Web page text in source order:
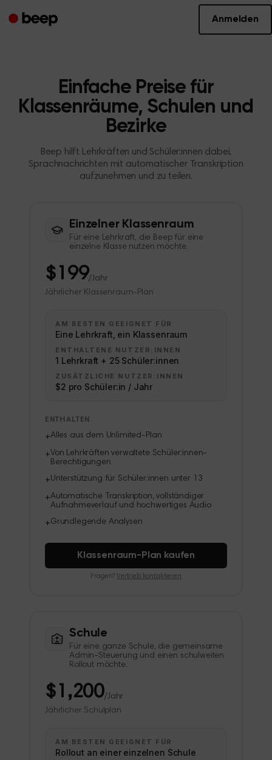
Anmelden
Einfache Preise für
Klassenräume, Schulen und
Bezirke
Beep hilft Lehrkräften und Schüler:innen dabei,
Sprachnachrichten mit automatischer Transkription
aufzunehmen und zu teilen.
Einzelner Klassenraum
Für eine Lehrkraft, die Beep für eine
einzelne Klasse nutzen möchte.
$199/Jahr
Jährlicher Klassenraum-Plan
AM BESTEN GEEIGNET FÜR
Eine Lehrkraft, ein Klassenraum
ENTHALTENE NUTZER:INNEN
1 Lehrkraft + 25 Schüler:innen
ZUSÄTZLICHE NUTZER:INNEN
$2 pro Schüler:in / Jahr
ENTHALTEN
+Alles aus dem Unlimited-Plan
+Von Lehrkräften verwaltete Schüler:innen-
Berechtigungen
+Unterstützung für Schüler:innen unter 13
+Automatische Transkription, vollständiger
Aufnahmeverlauf und hochwertiges Audio
+Grundlegende Analysen
Klassenraum-Plan kaufen
Fragen? Vertrieb kontaktieren
Schule
Für eine ganze Schule, die gemeinsame
Admin-Steuerung und einen schulweiten
Rollout möchte.
$1,200/Jahr
Jährlicher Schulplan
AM BESTEN GEEIGNET FÜR
Rollout an einer einzelnen Schule